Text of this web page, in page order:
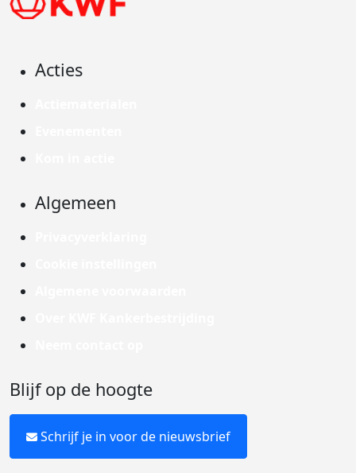
Acties
Algemeen
Blijf op de hoogte
Schrijf je in voor de nieuwsbrief